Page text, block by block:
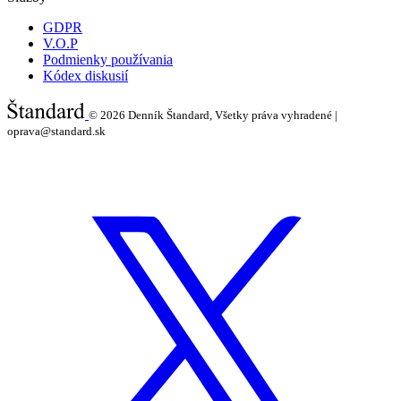
GDPR
V.O.P
Podmienky používania
Kódex diskusií
© 2026 Denník Štandard, Všetky práva vyhradené |
oprava@standard.sk